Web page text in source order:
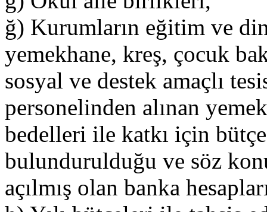
ğ) Kurumların eğitim ve
yemekhane, kreş, çocuk
sosyal ve destek amaçlı
personelinden alınan
bedelleri ile katkı için
bulundurulduğu ve söz
açılmış olan banka